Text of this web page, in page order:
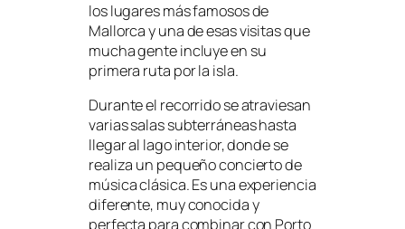
los lugares más famosos de
Mallorca y una de esas visitas que
mucha gente incluye en su
primera ruta por la isla.
Durante el recorrido se atraviesan
varias salas subterráneas hasta
llegar al lago interior, donde se
realiza un pequeño concierto de
música clásica. Es una experiencia
diferente, muy conocida y
perfecta para combinar con Porto